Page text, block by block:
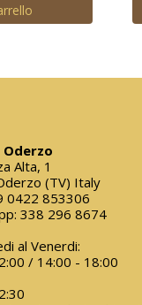
Oderzo
Alta, 1
(TV) Italy
0422 853306
338 296 8674
al Venerdi:
/ 14:00 - 18:00